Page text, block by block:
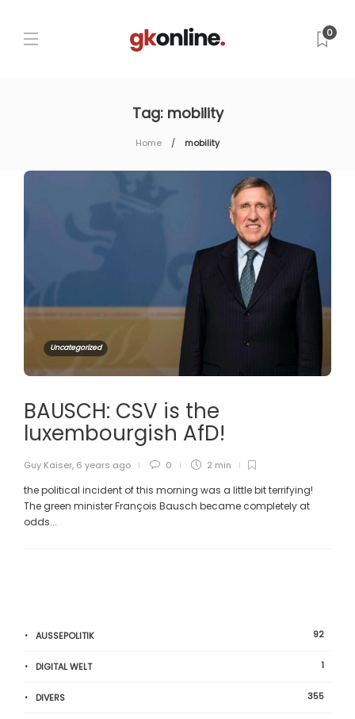
0
Tag: mobility
Home mobility
Uncategorized
BAUSCH: CSV is the
luxembourgish AfD!
Guy Kaiser, 6 years ago 0 2 min
the political incident of this morning was a little bit terrifying!
The green minister François Bausch became completely at
odds...
AUSSEPOLITIK 92
DIGITAL WELT 1
DIVERS 355